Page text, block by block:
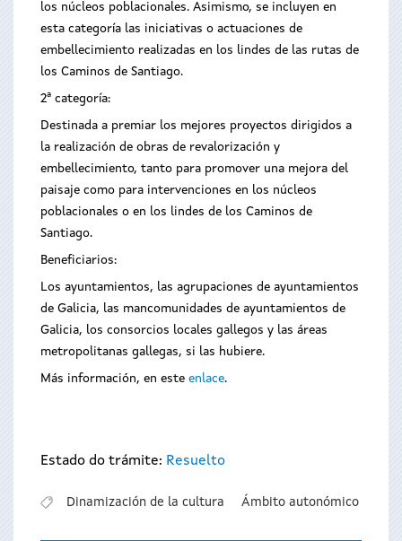
los núcleos poblacionales. Asimismo, se incluyen en
esta categoría las iniciativas o actuaciones de
embellecimiento realizadas en los lindes de las rutas de
los Caminos de Santiago.
2ª categoría:
Destinada a premiar los mejores proyectos dirigidos a
la realización de obras de revalorización y
embellecimiento, tanto para promover una mejora del
paisaje como para intervenciones en los núcleos
poblacionales o en los lindes de los Caminos de
Santiago.
Beneficiarios:
Los ayuntamientos, las agrupaciones de ayuntamientos
de Galicia, las mancomunidades de ayuntamientos de
Galicia, los consorcios locales gallegos y las áreas
metropolitanas gallegas, si las hubiere.
Más información, en este enlace.
Estado do trámite: Resuelto
Dinamización de la cultura Ámbito autonómico